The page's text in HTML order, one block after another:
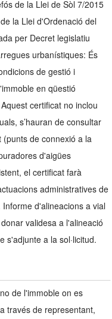
de la Llei de Sòl 7/2015
la Llei d'Ordenació del
per Decret legislatiu
urbanístiques: És
de gestió i
en qüestió
certificat no inclou
s’hauran de consultar
de connexió a la
d'aigües
el certificat farà
administratives de
d'alineacions a vial
validesa a l'alineació
s'adjunte a la sol·licitud.
de l'immoble on es
través de representant,